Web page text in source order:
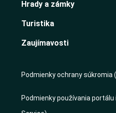
Hrady a zámky
Turistika
Zaujímavosti
Podmienky ochrany súkromia
Podmienky používania